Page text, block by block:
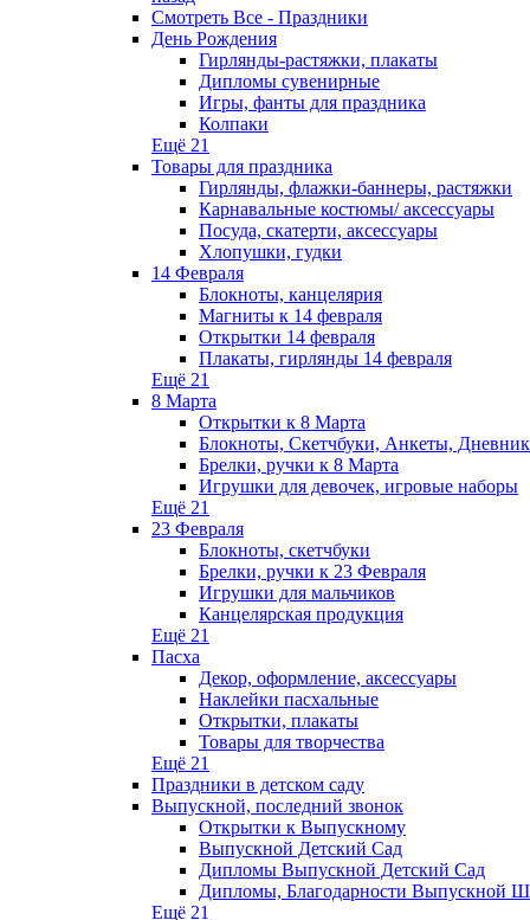
Смотреть Все - Праздники
День Рождения
Гирлянды-растяжки, плакаты
Дипломы сувенирные
Игры, фанты для праздника
Колпаки
Ещё 21
Товары для праздника
Гирлянды, флажки-баннеры, растяжки
Карнавальные костюмы/ аксессуары
Посуда, скатерти, аксессуары
Хлопушки, гудки
14 Февраля
Блокноты, канцелярия
Магниты к 14 февраля
Открытки 14 февраля
Плакаты, гирлянды 14 февраля
Ещё 21
8 Марта
Открытки к 8 Марта
Блокноты, Скетчбуки, Анкеты,
Брелки, ручки к 8 Марта
Игрушки для девочек, игровые наборы
Ещё 21
23 Февраля
Блокноты, скетчбуки
Брелки, ручки к 23 Февраля
Игрушки для мальчиков
Канцелярская продукция
Ещё 21
Пасха
Декор, оформление, аксессуары
Наклейки пасхальные
Открытки, плакаты
Товары для творчества
Ещё 21
Праздники в детском саду
Выпускной, последний звонок
Открытки к Выпускному
Выпускной Детский Сад
Дипломы Выпускной Детский Сад
Дипломы, Благодарности Выпускной
Ещё 21